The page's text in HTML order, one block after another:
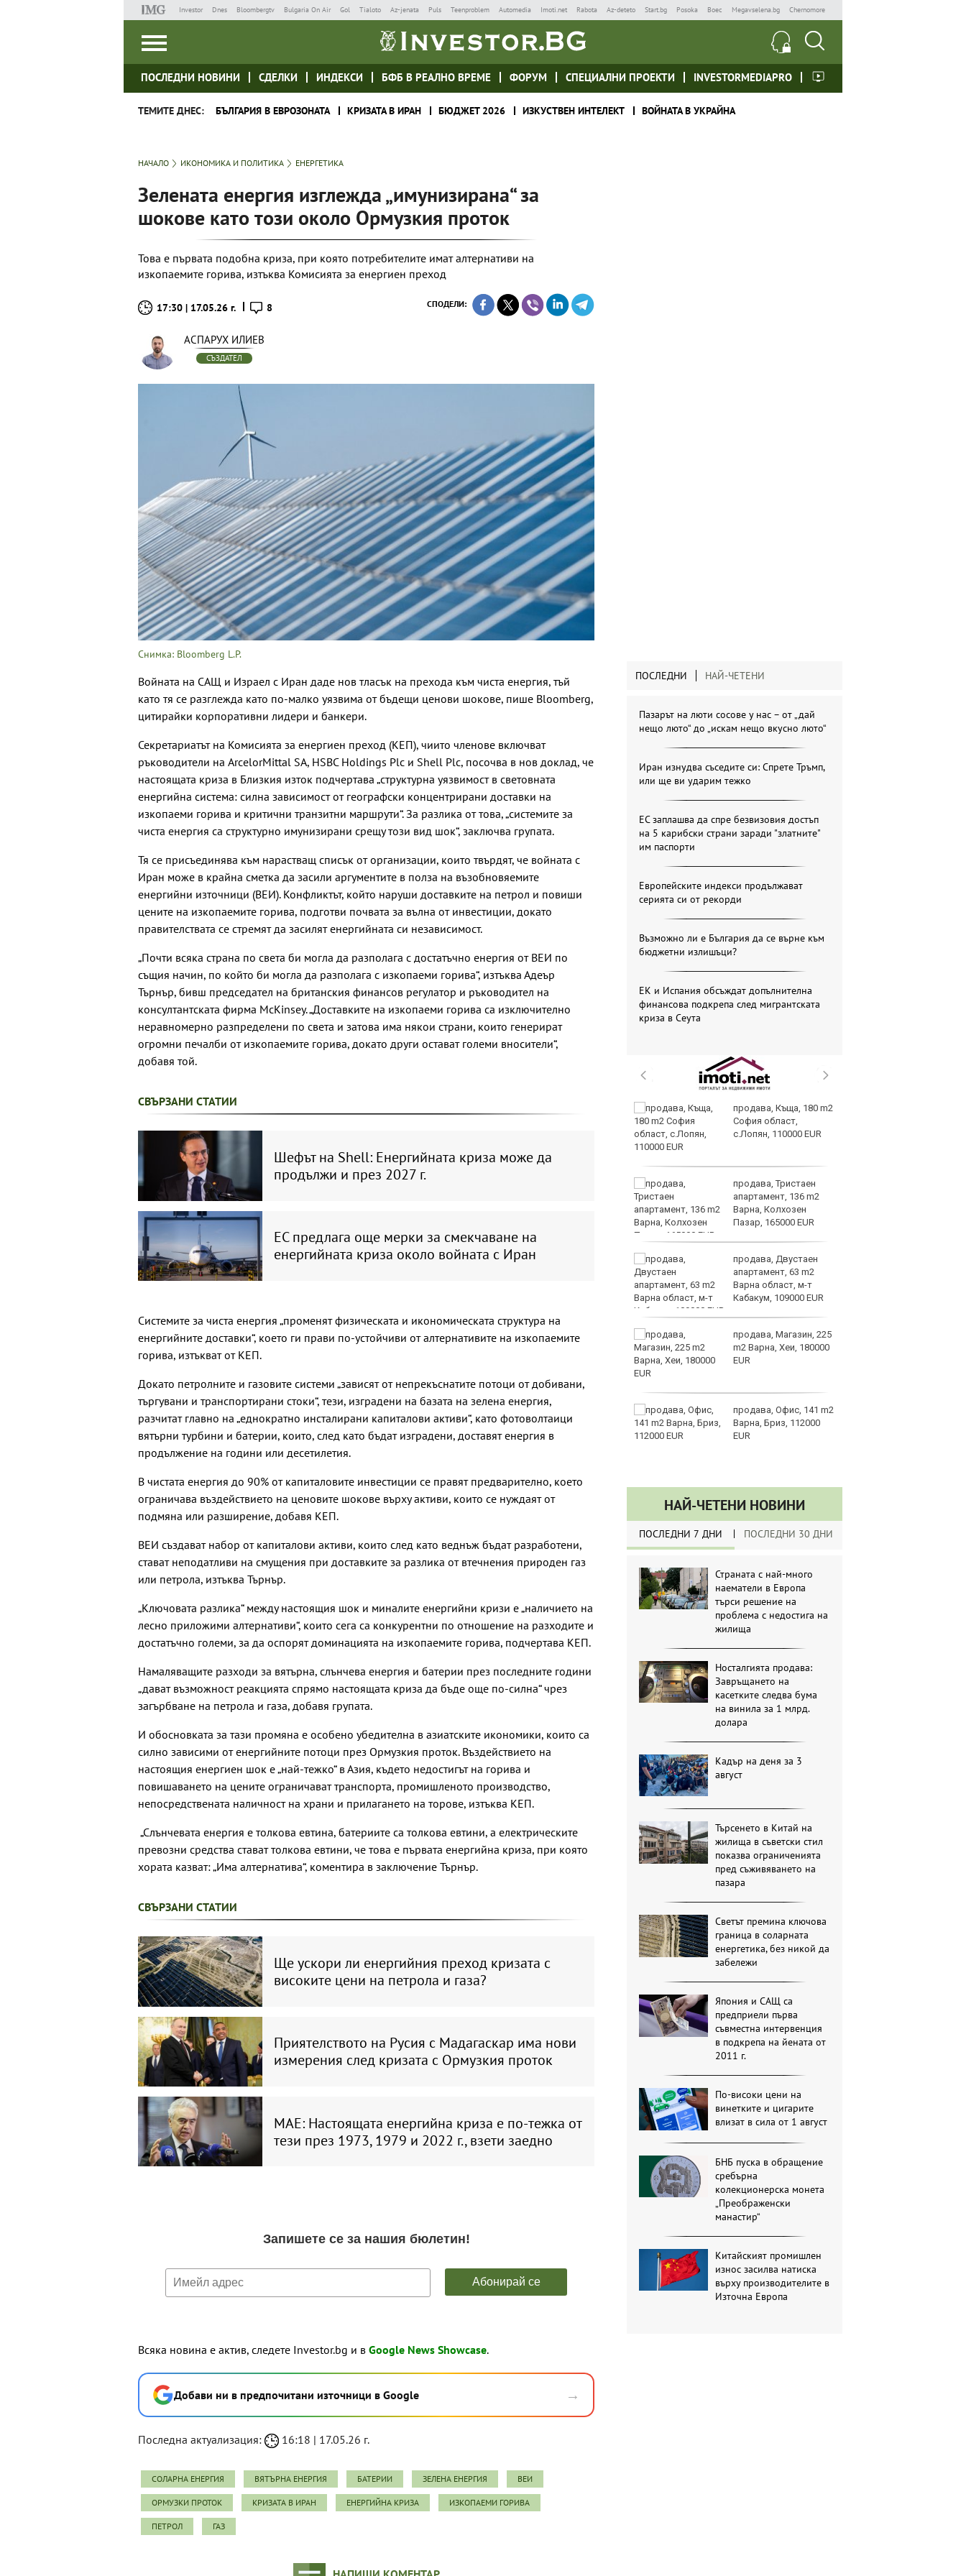
Investor Dnes Bloombergtv Bulgaria On Air Gol Tialoto Az-jenata Puls Teenproblem Automedia Imoti.net Rabota Az-deteto Start.bg Posoka Boec Megavselena.bg Chernomore
ПОСЛЕДНИ НОВИНИ СДЕЛКИ ИНДЕКСИ БФБ В РЕАЛНО ВРЕМЕ ФОРУМ СПЕЦИАЛНИ ПРОЕКТИ INVESTORMEDIAPRO
ТЕМИТЕ ДНЕС: БЪЛГАРИЯ В ЕВРОЗОНАТА КРИЗАТА В ИРАН БЮДЖЕТ 2026 ИЗКУСТВЕН ИНТЕЛЕКТ ВОЙНАТА В УКРАЙНА
НАЧАЛО ИКОНОМИКА И ПОЛИТИКА ЕНЕРГЕТИКА
Зелената енергия изглежда „имунизирана“ за
шокове като този около Ормузкия проток
Това е първата подобна криза, при която потребителите имат алтернативи на
изкопаемите горива, изтъква Комисията за енергиен преход
17:30 | 17.05.26 г. 8 СПОДЕЛИ:
АСПАРУХ ИЛИЕВ
СЪЗДАТЕЛ
Снимка: Bloomberg L.P.
Войната на САЩ и Израел с Иран даде нов тласък на прехода към чиста енергия, тъй
като тя се разглежда като по-малко уязвима от бъдещи ценови шокове, пише Bloomberg,
цитирайки корпоративни лидери и банкери.
Секретариатът на Комисията за енергиен преход (КЕП), чиито членове включват
ръководители на ArcelorMittal SA, HSBC Holdings Plc и Shell Plc, посочва в нов доклад, че
настоящата криза в Близкия изток подчертава „структурна уязвимост в световната
енергийна система: силна зависимост от географски концентрирани доставки на
изкопаеми горива и критични транзитни маршрути“. За разлика от това, „системите за
чиста енергия са структурно имунизирани срещу този вид шок“, заключва групата.
Тя се присъединява към нарастващ списък от организации, които твърдят, че войната с
Иран може в крайна сметка да засили аргументите в полза на възобновяемите
енергийни източници (ВЕИ). Конфликтът, който наруши доставките на петрол и повиши
цените на изкопаемите горива, подготви почвата за вълна от инвестиции, докато
правителствата се стремят да засилят енергийната си независимост.
„Почти всяка страна по света би могла да разполага с достатъчно енергия от ВЕИ по
същия начин, по който би могла да разполага с изкопаеми горива“, изтъква Адеър
Търнър, бивш председател на британския финансов регулатор и ръководител на
консултантската фирма McKinsey. „Доставките на изкопаеми горива са изключително
неравномерно разпределени по света и затова има някои страни, които генерират
огромни печалби от изкопаемите горива, докато други остават големи вносители“,
добавя той.
СВЪРЗАНИ СТАТИИ
Шефът на Shell: Енергийната криза може да
продължи и през 2027 г.
ЕС предлага още мерки за смекчаване на
енергийната криза около войната с Иран
Системите за чиста енергия „променят физическата и икономическата структура на
енергийните доставки“, което ги прави по-устойчиви от алтернативите на изкопаемите
горива, изтъкват от КЕП.
Докато петролните и газовите системи „зависят от непрекъснатите потоци от добивани,
търгувани и транспортирани стоки“, тези, изградени на базата на зелена енергия,
разчитат главно на „еднократно инсталирани капиталови активи“, като фотоволтаици
вятърни турбини и батерии, които, след като бъдат изградени, доставят енергия в
продължение на години или десетилетия.
В чистата енергия до 90% от капиталовите инвестиции се правят предварително, което
ограничава въздействието на ценовите шокове върху активи, които се нуждаят от
подмяна или разширение, добавя КЕП.
ВЕИ създават набор от капиталови активи, които след като веднъж бъдат разработени,
стават неподатливи на смущения при доставките за разлика от втечнения природен газ
или петрола, изтъква Търнър.
„Ключовата разлика“ между настоящия шок и миналите енергийни кризи е „наличието на
лесно приложими алтернативи“, които сега са конкурентни по отношение на разходите и
достатъчно големи, за да оспорят доминацията на изкопаемите горива, подчертава КЕП.
Намаляващите разходи за вятърна, слънчева енергия и батерии през последните години
„дават възможност реакцията спрямо настоящата криза да бъде още по-силна“ чрез
загърбване на петрола и газа, добавя групата.
И обосновката за тази промяна е особено убедителна в азиатските икономики, които са
силно зависими от енергийните потоци през Ормузкия проток. Въздействието на
настоящия енергиен шок е „най-тежко“ в Азия, където недостигът на горива и
повишаването на цените ограничават транспорта, промишленото производство,
непосредствената наличност на храни и прилагането на торове, изтъква КЕП.
„Слънчевата енергия е толкова евтина, батериите са толкова евтини, а електрическите
превозни средства стават толкова евтини, че това е първата енергийна криза, при която
хората казват: „Има алтернатива“, коментира в заключение Търнър.
СВЪРЗАНИ СТАТИИ
Ще ускори ли енергийния преход кризата с
високите цени на петрола и газа?
Приятелството на Русия с Мадагаскар има нови
измерения след кризата с Ормузкия проток
МАЕ: Настоящата енергийна криза е по-тежка от
тези през 1973, 1979 и 2022 г., взети заедно
Всяка новина е актив, следете Investor.bg и в Google News Showcase.
Добави ни в предпочитани източници в Google →
Последна актуализация: 16:18 | 17.05.26 г.
СОЛАРНА ЕНЕРГИЯ ВЯТЪРНА ЕНЕРГИЯ БАТЕРИИ ЗЕЛЕНА ЕНЕРГИЯ ВЕИ
ОРМУЗКИ ПРОТОК КРИЗАТА В ИРАН ЕНЕРГИЙНА КРИЗА ИЗКОПАЕМИ ГОРИВА
ПЕТРОЛ ГАЗ
ПОСЛЕДНИ НАЙ-ЧЕТЕНИ
Пазарът на люти сосове у нас – от „дай
нещо люто“ до „искам нещо вкусно люто“
Иран изнудва съседите си: Спрете Тръмп,
или ще ви ударим тежко
ЕС заплашва да спре безвизовия достъп
на 5 карибски страни заради "златните"
им паспорти
Европейските индекси продължават
серията си от рекорди
Възможно ли е България да се върне към
бюджетни излишъци?
ЕК и Испания обсъждат допълнителна
финансова подкрепа след мигрантската
криза в Сеута
Тъжна вест! Почина
Златото стигна до
Във Варна наградиха
победителите в
Спартакиадата на ВМС
продава, Къща, 180 m2
София област,
с.Лопян, 110000 EUR
продава, Тристаен
апартамент, 136 m2
Варна, Колхозен
Пазар, 165000 EUR
продава, Двустаен
апартамент, 63 m2
Варна област, м-т
Кабакум, 109000 EUR
продава, Магазин, 225
m2 Варна, Хеи, 180000
EUR
продава, Офис, 141 m2
Варна, Бриз, 112000
EUR
НАЙ-ЧЕТЕНИ НОВИНИ
ПОСЛЕДНИ 7 ДНИ ПОСЛЕДНИ 30 ДНИ
Страната с най-много
наематели в Европа
търси решение на
проблема с недостига на
жилища
Носталгията продава:
Завръщането на
касетките следва бума
на винила за 1 млрд.
долара
Кадър на деня за 3
август
Търсенето в Китай на
жилища в съветски стил
показва ограниченията
пред съживяването на
пазара
Светът премина ключова
граница в соларната
енергетика, без никой да
забележи
Япония и САЩ са
предприели първа
съвместна интервенция
в подкрепа на йената от
2011 г.
По-високи цени на
винетките и цигарите
влизат в сила от 1 август
БНБ пуска в обращение
сребърна
колекционерска монета
„Преображенски
манастир“
Китайският промишлен
износ засилва натиска
върху производителите в
Източна Европа